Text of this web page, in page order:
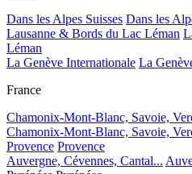
Dans les Alpes Suisses Dans les
Lausanne & Bords du Lac Léman
Léman
La Genève Internationale La
France
Chamonix-Mont-Blanc, Savoie,
Chamonix-Mont-Blanc, Savoie,
Provence Provence
Auvergne, Cévennes, Cantal...